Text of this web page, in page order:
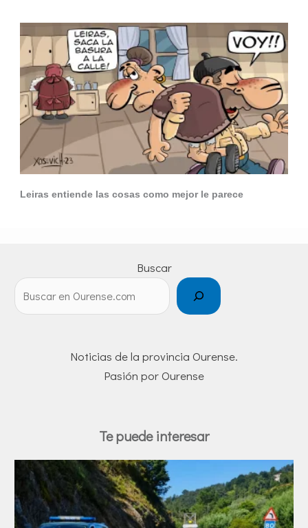
Leiras entiende las cosas como mejor le parece
Buscar
Noticias de la provincia Ourense.
Pasión por Ourense
Te puede interesar